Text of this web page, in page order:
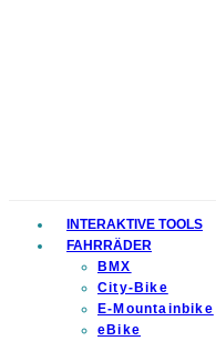
INTERAKTIVE TOOLS
FAHRRÄDER
BMX
City-Bike
E-Mountainbike
eBike